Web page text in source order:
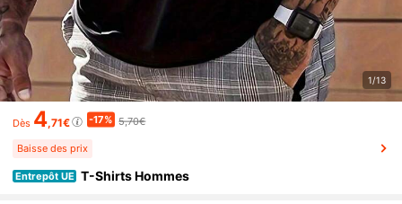
1/13
Dès 4,71€ -17% 5,70€
Baisse des prix
Entrepôt UE T-Shirts Hommes